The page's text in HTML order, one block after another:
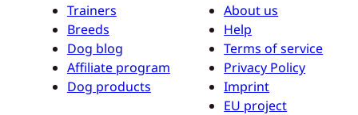
Trainers
Breeds
Dog blog
Affiliate program
Dog products
About us
Help
Terms of service
Privacy Policy
Imprint
EU project